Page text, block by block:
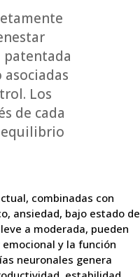
Los
de cada
equilibrio
combinadas con
ansiedad, bajo estado de
a moderada, pueden
y la función
neuronales genera